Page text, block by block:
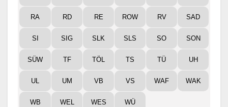
RA RD RE ROW RV SAD
SI SIG SLK SLS SO SON
SÜW TF TÖL TS TÜ UH
UL UM VB VS WAF WAK
WB WEL WES WÜ